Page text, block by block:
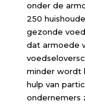
onder de
250
gezonde
dat armoede
minder wordt
hulp van
ondernemers